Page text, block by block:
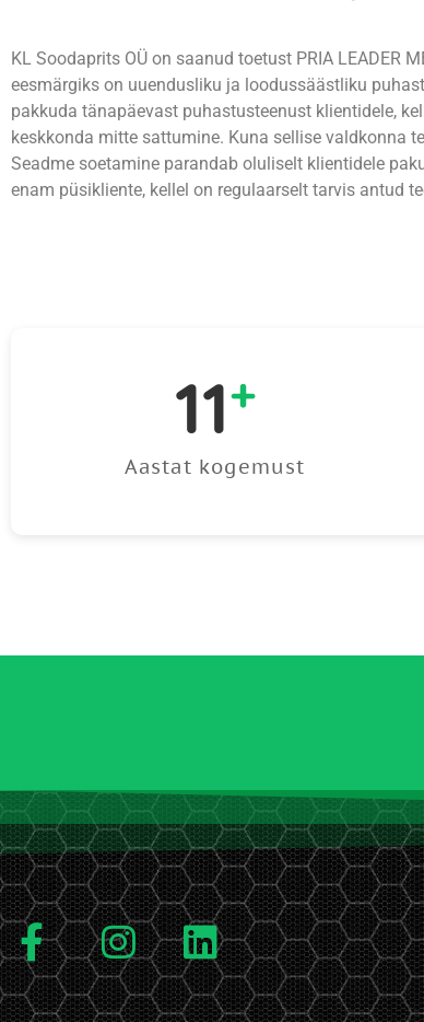
KL Soodaprits OÜ on saanud toetust PRIA LEADER
eesmärgiks on uuendusliku ja loodussäästliku
pakkuda tänapäevast puhastusteenust klientidele,
keskkonda mitte sattumine. Kuna sellise valdkonna
Seadme soetamine parandab oluliselt klientidele
enam püsikliente, kellel on regulaarselt tarvis antud
Aastat kogemust
11+